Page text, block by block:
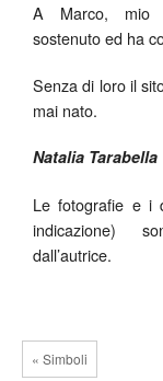
A Marco, mio
sostenuto ed ha
Senza di loro il
mai nato.
Natalia Tarabella
Le fotografie e i
indicazione)
dall’autrice.
« Simboli